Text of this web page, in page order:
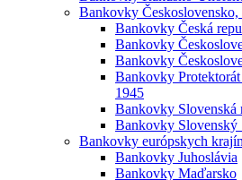
Bankovky Československo,
Bankovky Česká
Bankovky
Bankovky
Bankovky
1945
Bankovky Slovenská
Bankovky Slovenský
Bankovky európskych krajín
Bankovky Juhoslávia
Bankovky Maďarsko